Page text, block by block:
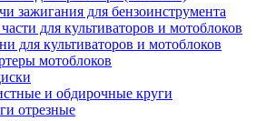
зажигания для бензоинструмента
для культиваторов и мотоблоков
для культиваторов и мотоблоков
мотоблоков
и обдирочные круги
отрезные